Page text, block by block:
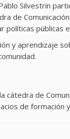
Silvestrin
de
políticas públicas
y aprendizaje
cátedra de
de formación